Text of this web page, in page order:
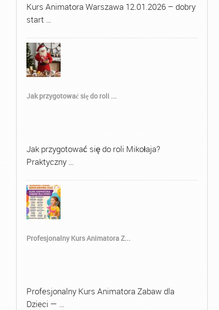
Kurs Animatora Warszawa 12.01.2026 – dobry
start …
Jak przygotować się do roli ...
Jak przygotować się do roli Mikołaja?
Praktyczny …
Profesjonalny Kurs Animatora Z...
Profesjonalny Kurs Animatora Zabaw dla
Dzieci — …